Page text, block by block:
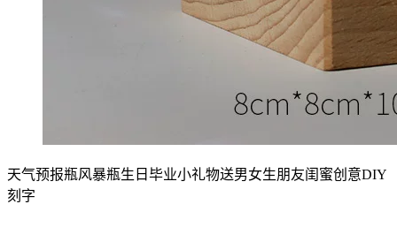
天气预报瓶风暴瓶生日毕业小礼物送男女生朋友闺蜜创意DIY
刻字